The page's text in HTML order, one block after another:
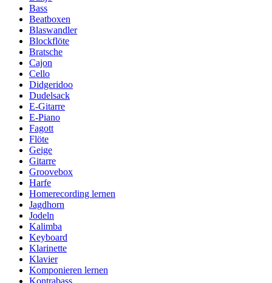
Bass
Beatboxen
Blaswandler
Blockflöte
Bratsche
Cajon
Cello
Didgeridoo
Dudelsack
E-Gitarre
E-Piano
Fagott
Flöte
Geige
Gitarre
Groovebox
Harfe
Homerecording lernen
Jagdhorn
Jodeln
Kalimba
Keyboard
Klarinette
Klavier
Komponieren lernen
Kontrabass